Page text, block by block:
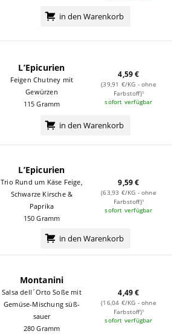
in den Warenkorb
L’Epicurien
Feigen Chutney mit
Gewürzen
115 Gramm
4,59 €
(39,91 €/KG - ohne
Farbstoff)¹
sofort verfügbar
in den Warenkorb
L’Epicurien
Trio Rund um Käse Feige,
Schwarze Kirsche &
Paprika
150 Gramm
9,59 €
(63,93 €/KG - ohne
Farbstoff)¹
sofort verfügbar
in den Warenkorb
Montanini
Salsa dell´Orto Soße mit
Gemüse-Mischung süß-
sauer
280 Gramm
4,49 €
(16,04 €/KG - ohne
Farbstoff)¹
sofort verfügbar